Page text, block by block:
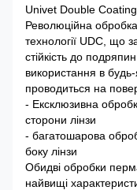
Univet Double Coating
Революційна
технології UDC, що
стійкість до
використання в
проводиться на
- Ексклюзивна
сторони лінзи
- багатошарова
боку лінзи
Обидві обробки
найвищі